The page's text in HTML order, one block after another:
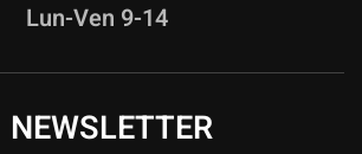
Lun-Ven 9-14
NEWSLETTER